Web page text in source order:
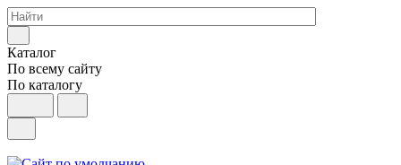
Каталог
По всему сайту
По каталогу